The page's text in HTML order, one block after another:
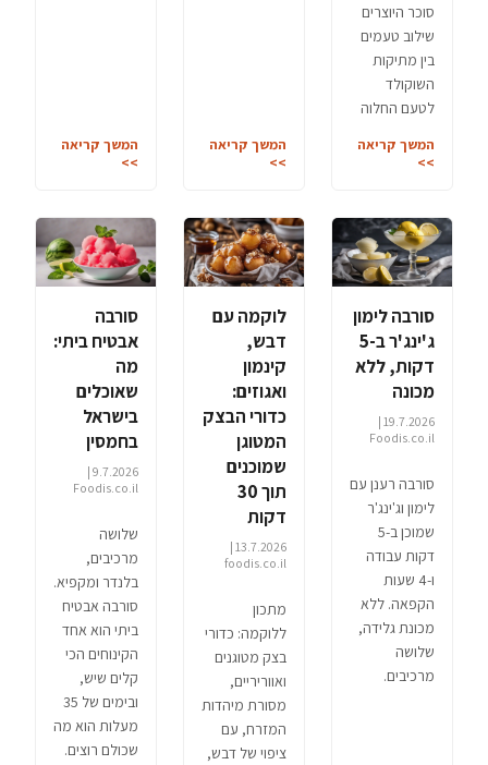
סוכר היוצרים
שילוב טעמים
בין מתיקות
השוקולד
לטעם החלוה
המשך קריאה
>>
המשך קריאה
>>
המשך קריאה
>>
סורבה לימון
ג'ינג'ר ב-5
דקות, ללא
מכונה
19.7.2026 |
Foodis.co.il
סורבה רענן עם
לימון וג'ינג'ר
שמוכן ב-5
דקות עבודה
ו-4 שעות
הקפאה. ללא
מכונת גלידה,
שלושה
מרכיבים.
לוקמה עם
דבש,
קינמון
ואגוזים:
כדורי הבצק
המטוגן
שמוכנים
תוך 30
דקות
13.7.2026 |
foodis.co.il
מתכון
ללוקמה: כדורי
בצק מטוגנים
ואווריריים,
מסורת מיהדות
המזרח, עם
ציפוי של דבש,
סורבה
אבטיח ביתי:
מה
שאוכלים
בישראל
בחמסין
9.7.2026 |
Foodis.co.il
שלושה
מרכיבים,
בלנדר ומקפיא.
סורבה אבטיח
ביתי הוא אחד
הקינוחים הכי
קלים שיש,
ובימים של 35
מעלות הוא מה
שכולם רוצים.